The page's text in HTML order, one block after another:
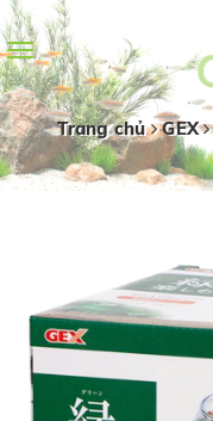
Toggle
navigation
Trang chủ GEX